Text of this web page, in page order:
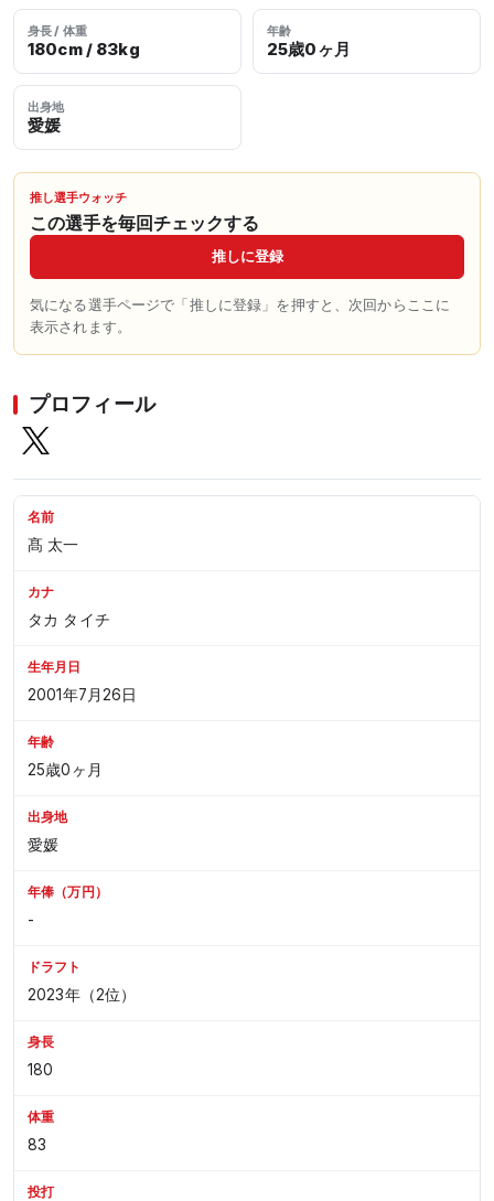
身長 / 体重
180cm / 83kg
年齢
25歳0ヶ月
出身地
愛媛
推し選手ウォッチ
この選手を毎回チェックする
推しに登録
気になる選手ページで「推しに登録」を押すと、次回からここに
表示されます。
プロフィール
名前
髙 太一
カナ
タカ タイチ
生年月日
2001年7月26日
年齢
25歳0ヶ月
出身地
愛媛
年俸（万円）
-
ドラフト
2023年（2位）
身長
180
体重
83
投打